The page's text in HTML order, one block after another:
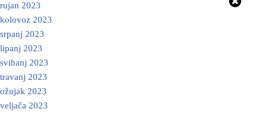
rujan 2023
kolovoz 2023
srpanj 2023
lipanj 2023
svibanj 2023
travanj 2023
ožujak 2023
veljača 2023